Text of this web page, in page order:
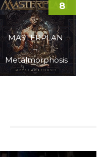
MASTERPLAN
–
Metalmorphosis
8